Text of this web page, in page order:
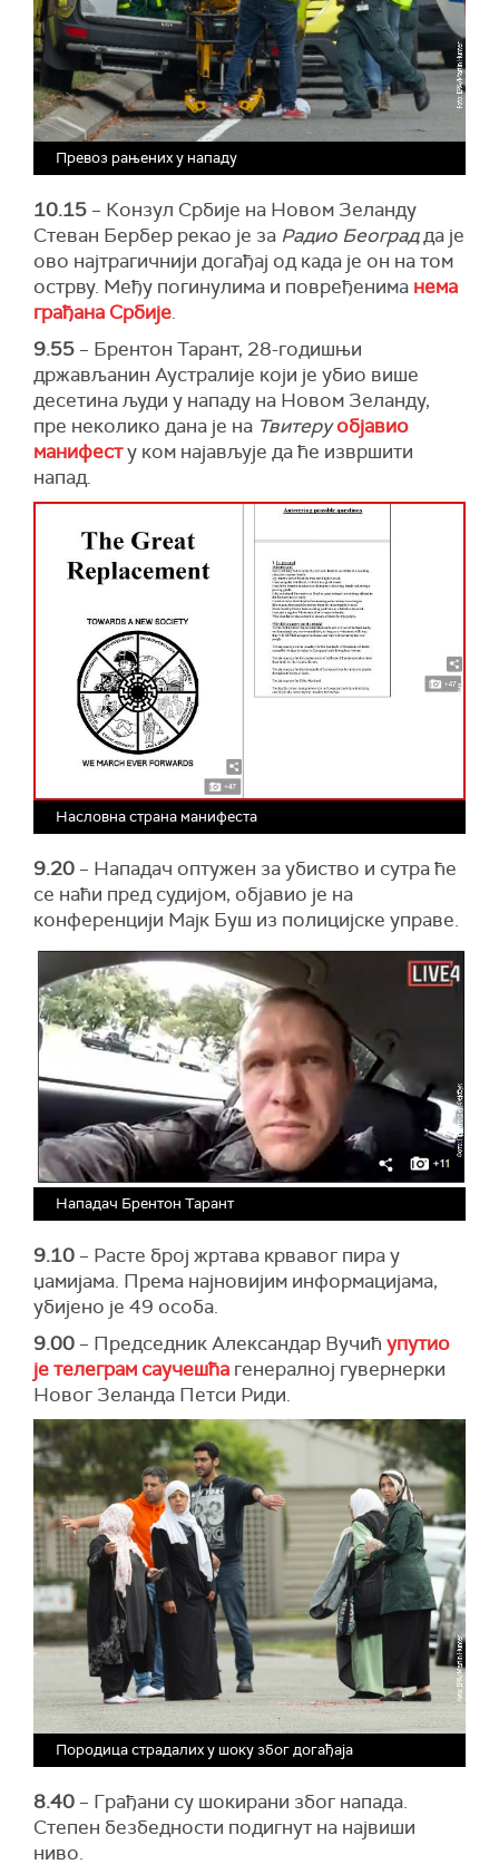
Превоз рањених у нападу
10.15 – Конзул Србије на Новом Зеланду
Стеван Бербер рекао је за Радио Београдда је
ово најтрагичнији догађај од када је он на том
острву. Међу погинулима и повређенима нема
грађана Србије.
9.55 – Брентон Тарант, 28-годишњи
држављанин Аустралије који је убио више
десетина људи у нападу на Новом Зеланду,
пре неколико дана је на Твитеру објавио
манифесту ком најављује да ће извршити
напад.
Насловна страна манифеста
9.20 – Нападач оптужен за убиство и сутра ће
се наћи пред судијом, објавио је на
конференцији Мајк Буш из полицијске управе.
Нападач Брентон Тарант
9.10 – Расте број жртава крвавог пира у
џамијама. Према најновијим информацијама,
убијено је 49 особа.
9.00 – Председник Александар Вучић упутио
је телеграм саучешћа генералнoj гувернерки
Новог Зеланда Петси Риди.
Породица страдалих у шоку због догађаја
8.40 – Грађани су шокирани због напада.
Степен безбедности подигнут на највиши
ниво.